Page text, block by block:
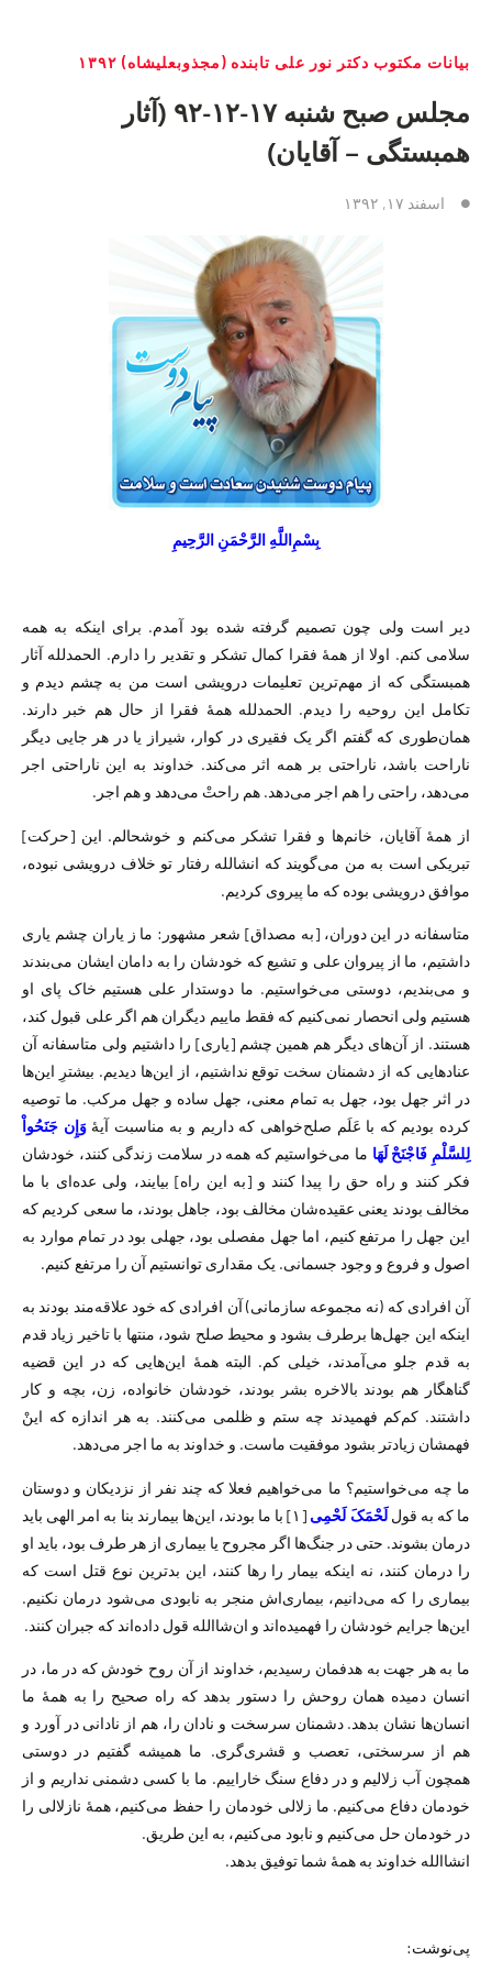
بیانات مکتوب دکتر نور علی تابنده (مجذوبعلیشاه) ۱۳۹۲
مجلس صبح شنبه ۱۷-۱۲-۹۲ (آثار
همبستگی – آقایان)
اسفند ۱۷, ۱۳۹۲
بِسْمِ‌اللَّهِ الرَّحْمَنِ الرَّحِيمِ
دیر است ولی چون تصمیم گرفته شده بود آمدم. برای اینکه به همه
سلامی کنم. اولا از همهٔ فقرا کمال تشکر و تقدیر را دارم. الحمدلله آثار
همبستگی که از مهم‌ترین تعلیمات درویشی است من به چشم دیدم و
تکامل این روحیه را دیدم. الحمدلله همهٔ فقرا از حال هم خبر دارند.
همان‌طوری که گفتم اگر یک فقیری در کوار، شیراز یا در هر جایی دیگر
ناراحت باشد، ناراحتی بر همه اثر می‌کند. خداوند به این ناراحتی اجر
می‌دهد، راحتی را هم اجر می‌دهد. هم راحتْ می‌دهد و هم اجر.
از همهٔ آقایان، خانم‌ها و فقرا تشکر می‌کنم و خوشحالم. این [حرکت]
تبریکی است به من می‌گویند که انشالله رفتار تو خلاف درویشی نبوده،
موافق درویشی بوده که ما پیروی کردیم.
متاسفانه در این دوران، [به مصداق] شعر مشهور: ما ز یاران چشم یاری
داشتیم، ما از پیروان علی و تشیع که خودشان را به دامان ایشان می‌بندند
و می‌بندیم، دوستی می‌خواستیم. ما دوستدار علی هستیم خاک پای او
هستیم ولی انحصار نمی‌کنیم که فقط ماییم دیگران هم اگر علی قبول کند،
هستند. از آن‌های دیگر هم همین چشم [یاری] را داشتیم ولی متاسفانه آن
عناد‌هایی که از دشمنان سخت توقع نداشتیم، از این‌ها دیدیم. بیشترِ این‌ها
در اثر جهل بود، جهل به تمام معنی، جهل ساده و جهل مرکب. ما توصیه
کرده بودیم که با عَلَم صلح‌خواهی که داریم و به مناسبت آیهٔوَإِن جَنَحُواْ
لِلسَّلْمِ فَاجْنَحْ لَهَا ما می‌خواستیم که همه در سلامت زندگی کنند، خودشان
فکر کنند و راه حق را پیدا کنند و [به این راه] بیایند، ولی عده‌ای با ما
مخالف بودند یعنی عقیده‌شان مخالف بود، جاهل بودند، ما سعی کردیم که
این جهل را مرتفع کنیم، اما جهل مفصلی بود، جهلی بود در تمام موارد به
اصول و فروع و وجود جسمانی. یک مقداری توانستیم آن را مرتفع کنیم.
آن افرادی که (نه مجموعه سازمانی) آن افرادی که خود علاقه‌مند بودند به
اینکه این جهل‌ها برطرف بشود و محیط صلح شود، منتها با تاخیر زیاد قدم
به قدم جلو می‌آمدند، خیلی کم. البته همهٔ این‌هایی که در این قضیه
گناهگار هم بودند بالاخره بشر بودند، خودشان خانواده، زن، بچه و کار
داشتند. کم‌کم فهمیدند چه ستم و ظلمی می‌کنند. به هر اندازه که اینْ
فهمشان زیاد‌تر بشود موفقیت ماست. و خداوند به ما اجر می‌دهد.
ما چه می‌خواستیم؟ ما می‌خواهیم فعلا که چند نفر از نزدیکان و دوستان‌
ما که به قوللَحْمَکَ‏ لَحْمِی
[۱] با ما بودند، این‌ها بیمارند بنا به امر الهی باید
درمان بشوند. حتی در جنگ‌ها اگر مجروح یا بیماری از هر طرف بود، باید او
را درمان کنند، نه اینکه بیمار را‌‌ رها کنند، این بد‌ترین نوع قتل است که
بیماری را که می‌دانیم، بیماری‌اش منجر به نابودی می‌شود درمان نکنیم.
این‌‌ها جرایم خودشان را فهمید‌ه‌اند و ان‌شاالله قول داده‌اند که جبران کنند.
ما به هر جهت به هدفمان رسیدیم، خداوند از آن روح خودش که در ما، در
انسان دمیده‌‌ همان روحش را دستور بدهد که راه صحیح را به همهٔ ما
انسان‌ها نشان بدهد. دشمنان سرسخت و نادان را، هم از نادانی در آورد و
هم از سرسختی، تعصب و قشری‌گری. ما همیشه گفتیم در دوستی
همچون آب زلالیم و در دفاع سنگ خاراییم. ما با کسی دشمنی نداریم و از
خودمان دفاع می‌کنیم. ما زلالی خودمان را حفظ می‌کنیم، همهٔ نا‌زلالی را
در خودمان حل می‌کنیم و نابود می‌کنیم، به این طریق.
انشاالله خداوند به همهٔ شما توفیق بدهد.
پی‌نوشت: